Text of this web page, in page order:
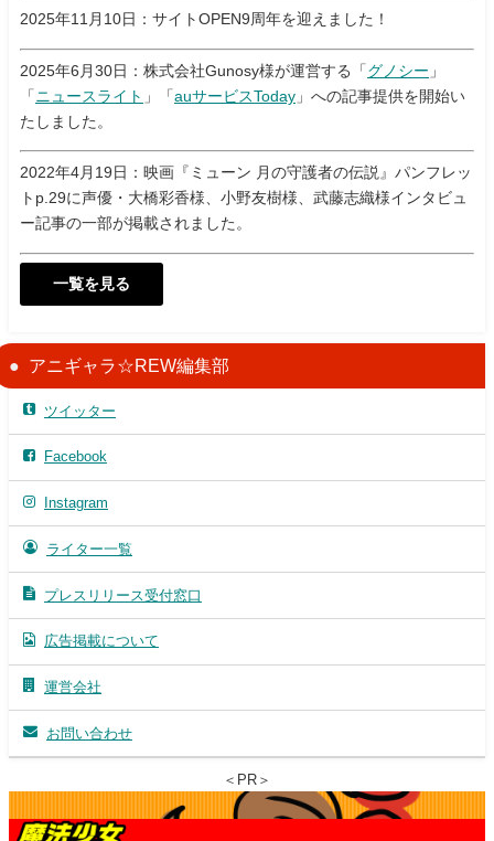
2025年11月10日：サイトOPEN9周年を迎えました！
2025年6月30日：株式会社Gunosy様が運営する「 グノシー 」
「 ニュースライト 」「auサービスToday 」への記事提供を開始い
たしました。
2022年4月19日：映画『ミューン 月の守護者の伝説』パンフレッ
トp.29に声優・大橋彩香様、小野友樹様、武藤志織様インタビュ
ー記事の一部が掲載されました。
一覧を見る
アニギャラ☆REW編集部
ツイッター
Facebook
Instagram
ライター一覧
プレスリリース受付窓口
広告掲載について
運営会社
お問い合わせ
＜PR＞